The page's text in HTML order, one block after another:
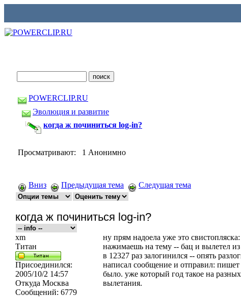
POWERCLIP.RU
Эволюция и развитие
когда ж починиться log-in?
Просматривают: 1 Анонимно
Вниз Предыдущая тема Следущая тема
когда ж починиться log-in?
xm
Титан
Присоединился:
2005/10/2 14:57
Откуда Москва
Сообщений: 6779
ну прям надоела уже это
нажимаешь на тему -- бац и вылетел
в 12327 раз залогинился -- опять
написал сообщение и отправил: пишет
было. уже который год такое на
вылетания.